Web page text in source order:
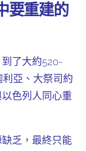
要重建的
了大約520-
利亞、大祭司約
色列人同心重
乏，最終只能